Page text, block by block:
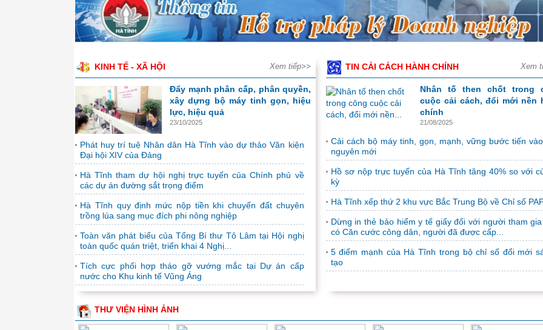
Đẩy mạnh thực hành tiết kiệm, chống lãng phí – nâng
hiệu quả quản lý tài chính công trong...
Trong bối cảnh yêu cầu phát triển
kiệm, chống lãng phí tiếp tục được xác
định là một nhiệm vụ...
Thúc đẩy phát triển kinh tế - xã hội nhanh, bền vững
Kết luận Hội nghị lần thứ 2 của Ban
Chấp hành Trung ương Đảng khóa XIV
có ý nghĩa rất...
phủ
Chiều 7/4, đồng chí Lê Minh Hưng, Ủy
viên Bộ Chính trị, Bí thư Trung ương
Đảng, Trưởng Ban Tổ chức Trung
ương, đại biểu Quốc...
Đồng chí Ngô Văn Tuấn được bổ nhiệm giữ chức vụ
trưởng Bộ Tài chính
Chủ tịch nước Tô Lâm đã trao Quyết
KINH TẾ - XÃ HỘI Xem tiếp>>
Đẩy mạnh phân cấp, phân quyền,
xây dựng bộ máy tinh gọn, hiệu
lực, hiệu quả
23/10/2025
Phát huy trí tuệ Nhân dân Hà Tĩnh vào dự thảo Văn kiện
Đại hội XIV của Đảng
Hà Tĩnh tham dự hội nghị trực tuyến của Chính phủ về
các dự án đường sắt trọng điểm
Hà Tĩnh quy định mức nộp tiền khi chuyển đất chuyên
trồng lúa sang mục đích phi nông nghiệp
Toàn văn phát biểu của Tổng Bí thư Tô Lâm tại Hội nghị
toàn quốc quán triệt, triển khai 4 Nghị...
Tích cực phối hợp tháo gỡ vướng mắc tại Dự án cấp
nước cho Khu kinh tế Vũng Áng
TIN CẢI CÁCH HÀNH CHÍNH Xem
Nhân tố then chốt trong
cuộc cải cách, đổi mới nền
chính
21/08/2025
Cải cách bộ máy tinh, gọn, mạnh, vững bước tiến
nguyên mới
Hồ sơ nộp trực tuyến của Hà Tĩnh tăng 40% so với
kỳ
Hà Tĩnh xếp thứ 2 khu vực Bắc Trung Bộ về Chỉ số
Dừng in thẻ bảo hiểm y tế giấy đối với người tham
có Căn cước công dân, người đã được cấp...
5 điểm mạnh của Hà Tĩnh trong bộ chỉ số đổi mới
tạo
THƯ VIỆN HÌNH ẢNH